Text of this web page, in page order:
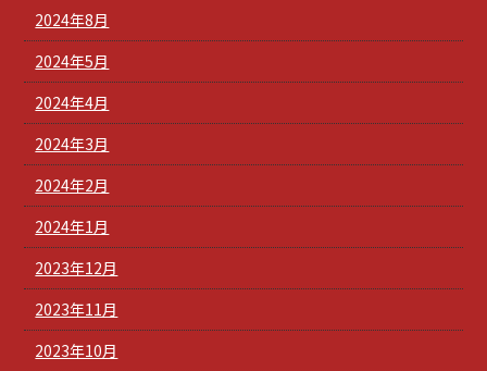
2024年8月
2024年5月
2024年4月
2024年3月
2024年2月
2024年1月
2023年12月
2023年11月
2023年10月